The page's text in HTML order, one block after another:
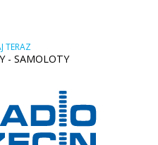
TERAZ
- SAMOLOTY